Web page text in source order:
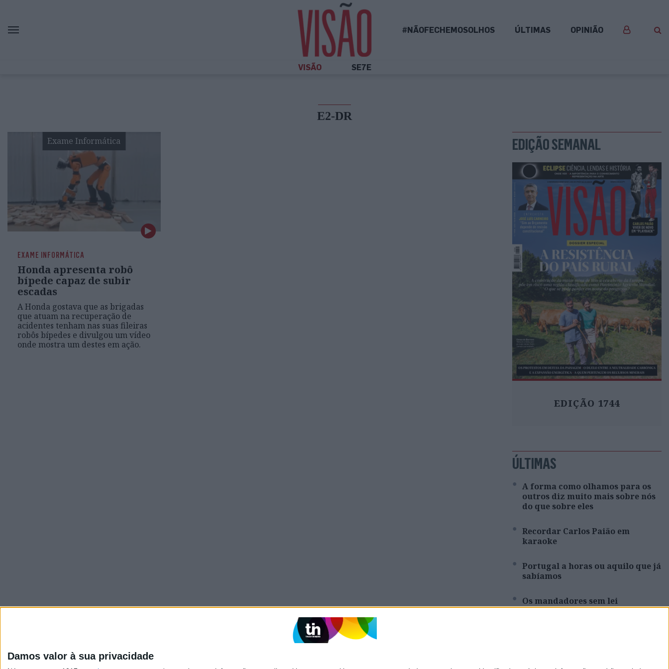
Damos valor à sua privacidade
#NÃOFECHEMOSOLHOS ÚLTIMAS OPINIÃO
VISÃO SE7E
E2-DR
Exame Informática
EXAME INFORMÁTICA
Honda apresenta robô
bípede capaz de subir
escadas
A Honda gostava que as brigadas
que atuam na recuperação de
acidentes tenham nas suas fileiras
robôs bípedes e divulgou um vídeo
onde mostra um destes em ação.
EDIÇÃO SEMANAL
EDIÇÃO 1744
ÚLTIMAS
A forma como olhamos para os
outros diz muito mais sobre nós
do que sobre eles
Recordar Carlos Paião em
karaoke
Portugal a horas ou aquilo que já
sabíamos
Os mandadores sem lei